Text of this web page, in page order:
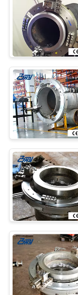
QUALITÉ
PLAN
DU
SITE
POLITIQUE
EN
MATIÈRE
DE
DE
LA
VIE
PRIVÉE
de
de